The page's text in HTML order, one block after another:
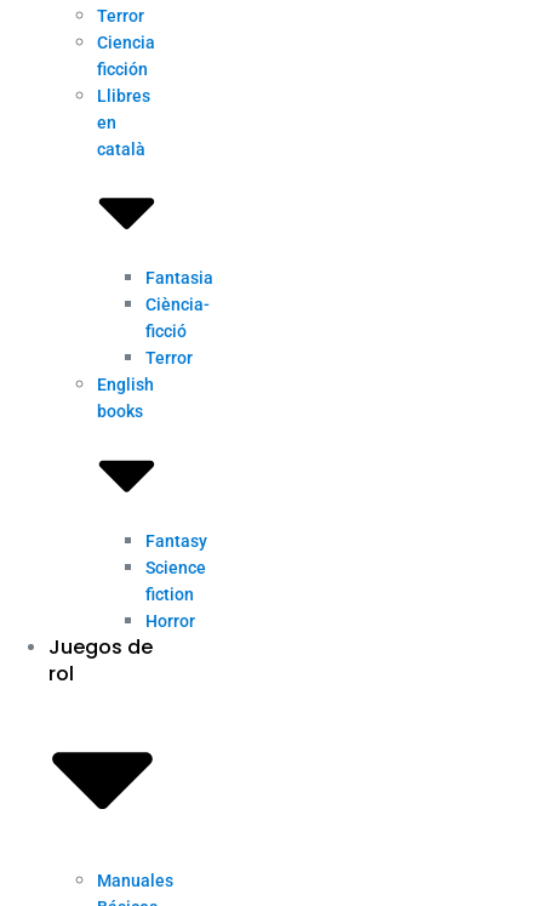
Terror
Ciencia
ficción
Llibres
en
català
Fantasia
Ciència-
ficció
Terror
English
books
Fantasy
Science
fiction
Horror
Juegos de
rol
Manuales